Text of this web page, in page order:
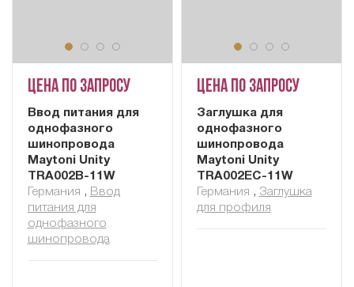
Цена по запросу
Ввод питания для
однофазного
шинопровода
Maytoni Unity
TRA002B-11W
Германия , Ввод
питания для
однофазного
шинопровода
Цена по запросу
Заглушка для
однофазного
шинопровода
Maytoni Unity
TRA002EC-11W
Германия , Заглушка
для профиля